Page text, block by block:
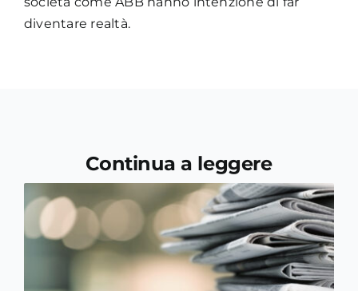
diventare realtà.
Continua a leggere